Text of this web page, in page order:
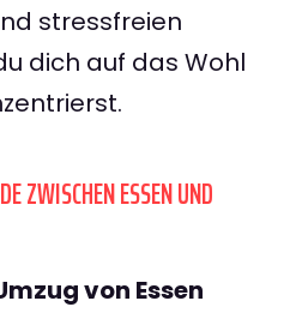
stressfreien
dich auf das Wohl
ZWISCHEN ESSEN UND
von Essen